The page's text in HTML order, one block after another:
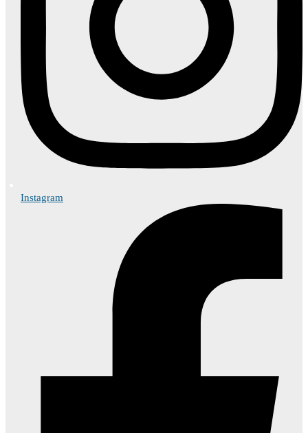
Instagram